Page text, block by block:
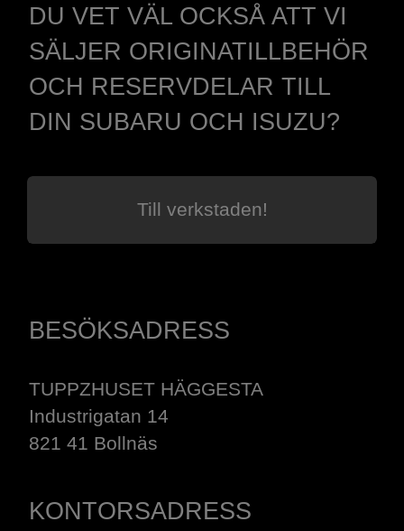
DU VET VÄL OCKSÅ ATT VI
SÄLJER ORIGINATILLBEHÖR
OCH RESERVDELAR TILL
DIN SUBARU OCH ISUZU?
Till verkstaden!
BESÖKSADRESS
TUPPZHUSET HÄGGESTA
Industrigatan 14
821 41 Bollnäs
KONTORSADRESS